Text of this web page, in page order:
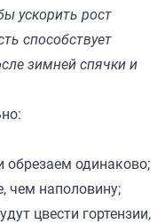
ускорить рост
способствует
зимней спячки и
одинаково;
чем наполовину;
цвести гортензии,